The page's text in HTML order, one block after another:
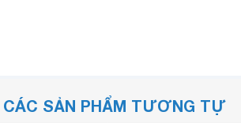
CÁC SẢN PHẨM TƯƠNG TỰ